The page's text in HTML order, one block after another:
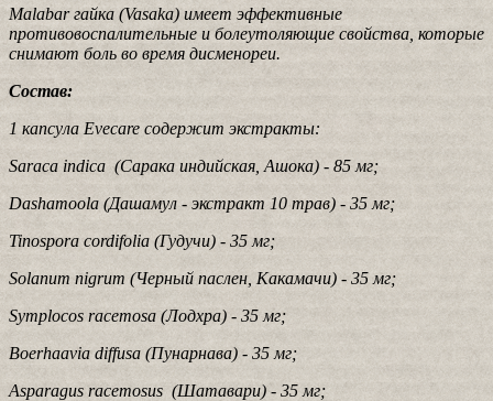
Malabar гайка (Vasaka) имеет эффективные
противовоспалительные и болеутоляющие свойства, которые
снимают боль во время дисменореи.
Состав:
1 кaпсула Evecare содержит экстракты:
Saraca indica (Сарака индийская, Ашока) - 85 мг;
Dashamoola (Дашамул - экстракт 10 трав) - 35 мг;
Tinospora cordifolia (Гудучи) - 35 мг;
Solanum nigrum (Черный паслен, Какамачи) - 35 мг;
Symplocos racemosa (Лодхра) - 35 мг;
Boerhaavia diffusa (Пунарнава) - 35 мг;
Asparagus racemosus (Шатавари) - 35 мг;